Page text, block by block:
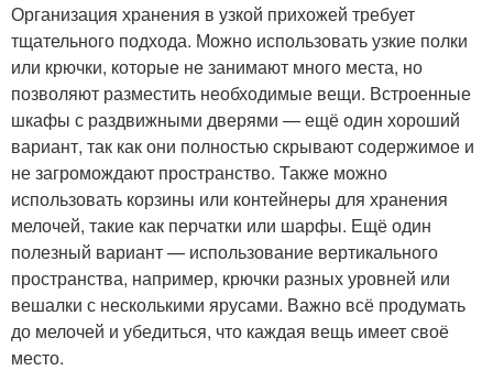
Организация хранения в узкой прихожей требует
тщательного подхода. Можно использовать узкие полки
или крючки, которые не занимают много места, но
позволяют разместить необходимые вещи. Встроенные
шкафы с раздвижными дверями — ещё один хороший
вариант, так как они полностью скрывают содержимое и
не загромождают пространство. Также можно
использовать корзины или контейнеры для хранения
мелочей, такие как перчатки или шарфы. Ещё один
полезный вариант — использование вертикального
пространства, например, крючки разных уровней или
вешалки с несколькими ярусами. Важно всё продумать
до мелочей и убедиться, что каждая вещь имеет своё
место.